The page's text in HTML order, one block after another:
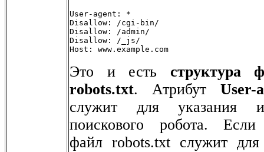
User-agent: *
Disallow: /cgi-bin/
Disallow: /admin/
Disallow: /_js/
Host: www.example.com
Это и есть структура
robots.txt. Атрибут User-
служит для указания
поискового робота.
файл robots.txt служит для